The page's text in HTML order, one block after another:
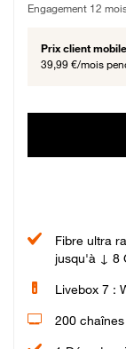
Engagement 12
Prix client mobile
39,99 €/mois
Fibre ultra
jusqu'à ↓ 8
Livebox 7 :
200 chaînes